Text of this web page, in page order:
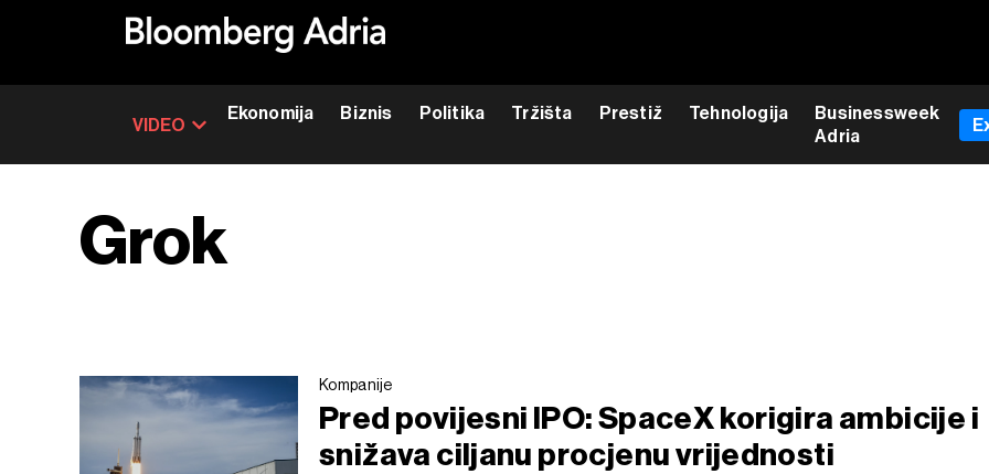
VIDEO
Ekonomija Biznis Politika Tržišta Prestiž Tehnologija
Businessweek
Adria
Grok
Kompanije
Pred povijesni IPO: SpaceX korigira ambicije i
snižava ciljanu procjenu vrijednosti